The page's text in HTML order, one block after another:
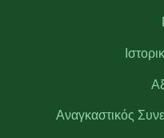
Αναγκαστικός